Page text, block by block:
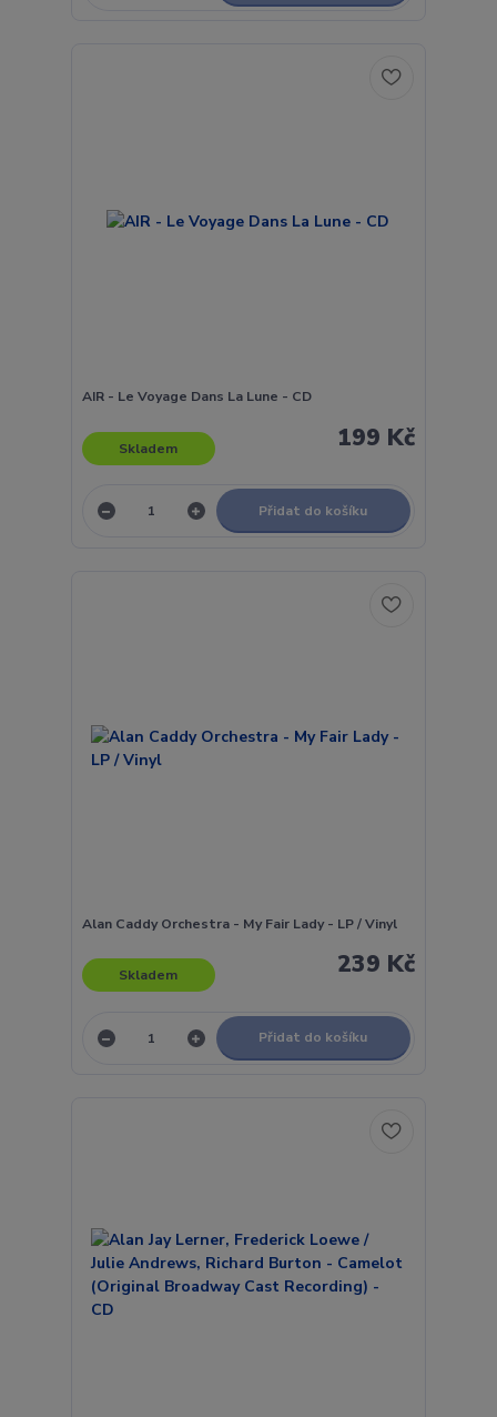
AIR - Le Voyage Dans La Lune - CD
199 Kč
Skladem
Přidat do košíku
Alan Caddy Orchestra - My Fair Lady - LP / Vinyl
239 Kč
Skladem
Přidat do košíku